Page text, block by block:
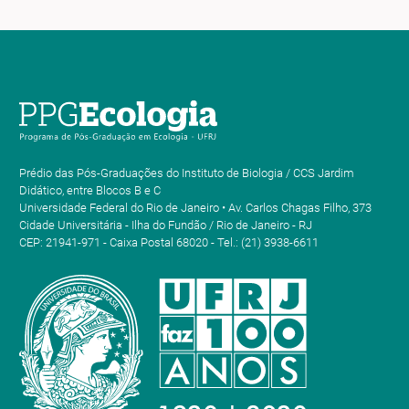
Prédio das Pós-Graduações do Instituto de Biologia / CCS Jardim
Didático, entre Blocos B e C
Universidade Federal do Rio de Janeiro • Av. Carlos Chagas Filho, 373
Cidade Universitária - Ilha do Fundão / Rio de Janeiro - RJ
CEP: 21941-971 - Caixa Postal 68020 - Tel.: (21) 3938-6611